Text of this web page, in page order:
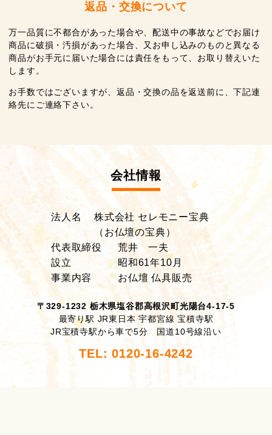
返品・交換について
万一品質に不都合があった場合や、配送中の事故などでお届け
商品に破損・汚損があった場合、又お申し込みのものと異なる
商品がお手元に届いた場合には責任をもって、お取り替えいた
します。
お手数ではございますが、返品・交換の品を返送前に、下記連
絡先にご連絡下さい。
会社情報
法人名
株式会社 セレモニー宝典
（お仏壇の宝典）
代表取締役
荒井 一夫
設立
昭和61年10月
事業内容
お仏壇 仏具販売
〒329-1232 栃木県塩谷郡高根沢町光陽台4-17-5
最寄り駅 JR東日本 宇都宮線 宝積寺駅
JR宝積寺駅から車で5分 国道10号線沿い
TEL: 0120-16-4242